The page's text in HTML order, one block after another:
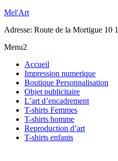
Mel'Art
Adresse: Route de la Mortigue
Menu2
Accueil
Impression numerique
Boutique Personnalisation
Objet publicitaire
L’art d’encadrement
T-shirts Femmes
T-shirts homme
Reproduction d’art
T-shirts enfants